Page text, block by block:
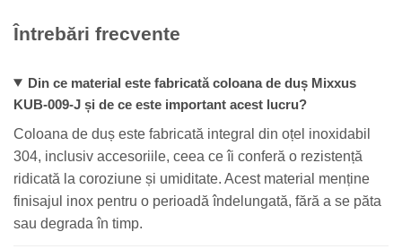
Întrebări frecvente
Din ce material este fabricată coloana de duș Mixxus
KUB-009-J și de ce este important acest lucru?
Coloana de duș este fabricată integral din oțel inoxidabil
304, inclusiv accesoriile, ceea ce îi conferă o rezistență
ridicată la coroziune și umiditate. Acest material menține
finisajul inox pentru o perioadă îndelungată, fără a se păta
sau degrada în timp.